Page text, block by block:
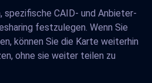
spezifische CAID- und Anbieter-
festzulegen. Wenn Sie
können Sie die Karte weiterhin
ohne sie weiter teilen zu